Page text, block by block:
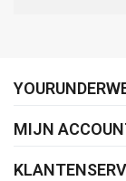
MIJN